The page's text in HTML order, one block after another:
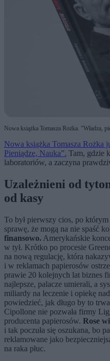
Nowa książka Tomasza Rożka. "Władza,
Nowa książka Tomasza Rożka
Pieniądze, Nauka”. Tam, gdzie
laboratoriów, a zaczyna
Uzależnieni od
od kasy
To był pierwszy cios, po
sprawę, że mogą na nie spaść
finansowo. Amerykańskie
w tył. Krótko po procesie
na nową regulację, która
i w reklamach papierosów
prawie 20 kolejnych lat biznes
najlepsze, palacze umierali, a
miliardy na leczenie i opiekę
powiedzieć, jak długo by to
Cipollone nie pozwała firmy
producenta papierosów. Rose
i tak poczuła się oszukana, bo
reklamowane jako
na raka płuc.